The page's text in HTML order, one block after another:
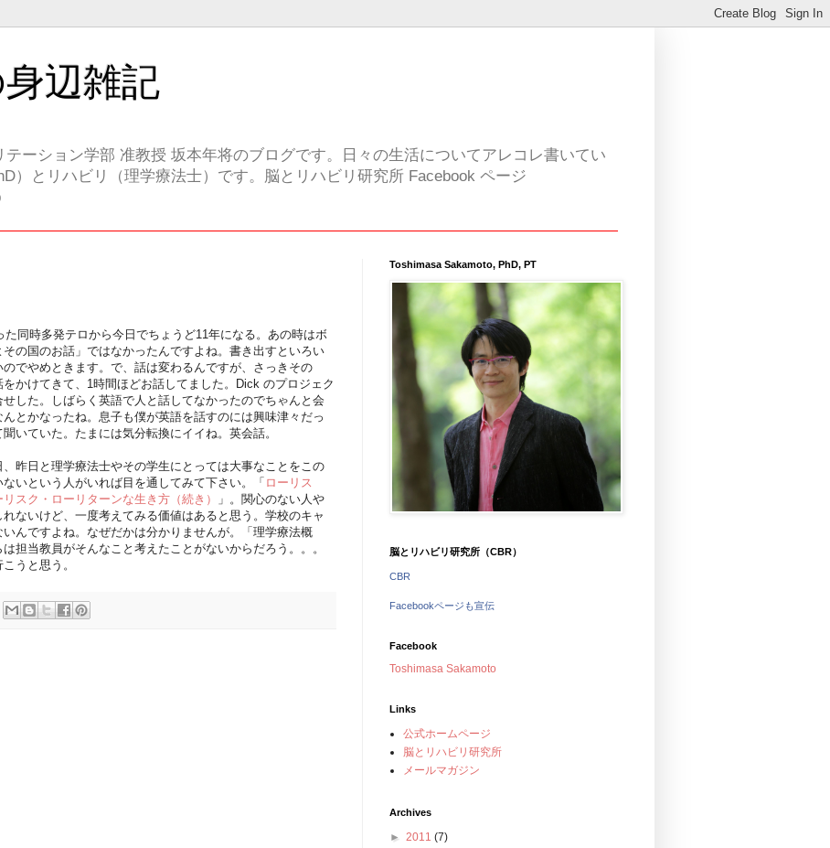
辺雑記
ーション学部 准教授 坂本年将のブログです。日々の生活についてアレコレ書いてい
）とリハビリ（理学療法士）です。脳とリハビリ研究所 Facebook ページ
同時多発テロから今日でちょうど11年になる。あの時はボ
の国のお話」ではなかったんですよね。書き出すといろい
でやめときます。で、話は変わるんですが、さっきその
かけてきて、1時間ほどお話してました。Dick のプロジェク
した。しばらく英語で人と話してなかったのでちゃんと会
とかなったね。息子も僕が英語を話すのには興味津々だっ
いていた。たまには気分転換にイイね。英会話。
昨日と理学療法士やその学生にとっては大事なことをこの
いという人がいれば目を通してみて下さい。「 ローリス
リスク・ローリターンな生き方（続き）
」。関心のない人や
ないけど、一度考えてみる価値はあると思う。学校のキャ
んですよね。なぜだかは分かりませんが。「理学療法概
担当教員がそんなこと考えたことがないからだろう。。。
うと思う。
Toshimasa Sakamoto, PhD, PT
脳とリハビリ研究所（CBR）
CBR
Facebookページも宣伝
Facebook
Toshimasa Sakamoto
Links
公式ホームページ
脳とリハビリ研究所
メールマガジン
Archives
► 2011 (7)